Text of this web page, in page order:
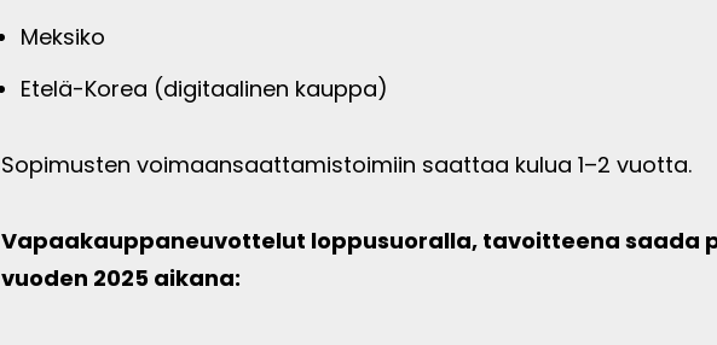
Meksiko
Etelä-Korea (digitaalinen kauppa)
Sopimusten voimaansaattamistoimiin saattaa kulua 1–2 vuotta.
Vapaakauppaneuvottelut loppusuoralla, tavoit­teena saada
vuoden 2025 aikana: